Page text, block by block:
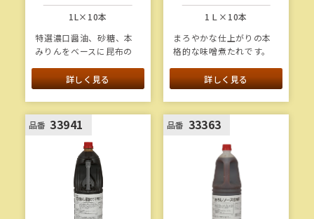
1L×10本
特選濃口醤油、砂糖、本
みりんをベースに昆布の
クで家庭的な味の煮魚の
たれです。
1本当たり重量：1.3kg
詳しく見る
1Ｌ×10本
まろやかな仕上がりの本
格的な味噌煮たれです。
ランスよく合わせ、味に
深みがあります。
1本当たり重量：1.3kg
詳しく見る
品番 33941 品番 33363